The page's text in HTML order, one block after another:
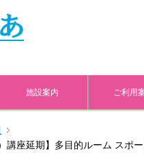
施設案内 ご利用
講座延期】多目的ルーム ス